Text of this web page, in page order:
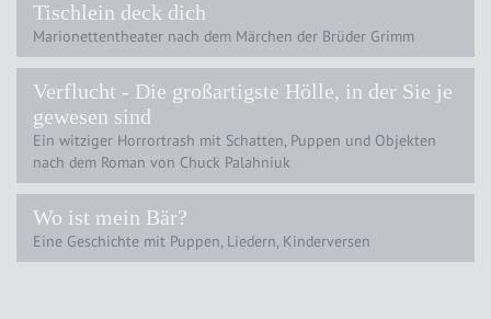
Tischlein deck dich
Marionettentheater nach dem Märchen der Brüder Grimm
Verflucht - Die großartigste Hölle, in der Sie je
gewesen sind
Ein witziger Horrortrash mit Schatten, Puppen und Objekten
nach dem Roman von Chuck Palahniuk
Wo ist mein Bär?
Eine Geschichte mit Puppen, Liedern, Kinderversen